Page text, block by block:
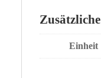
Einheit